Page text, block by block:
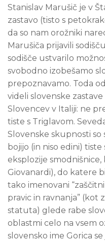
Stanislav Marušič je v
zastavo (tisto s
da so nam orožniki
Marušiča prijavili
sodišče ustvarilo
svobodno izobešamo
prepoznavamo. Toda
videli slovenske
Slovencev v Italiji: ne
tiste s Triglavom.
Slovenske skupnosti so
bojijo (in niso edini)
eksplozije
Giovanardi), do katere
tako imenovani
pravic in ravnanja” (kot
statuta) glede rabe
oblastmi celo na vsem
slovensko ime Gorica